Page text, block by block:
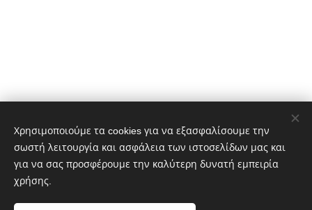
Χρησιμοποιούμε τα cookies για να εξασφαλίσουμε την
σωστή λειτουργία και ασφάλεια των ιστοσελίδων μας και
για να σας προσφέρουμε την καλύτερη δυνατή εμπειρία
χρήσης.